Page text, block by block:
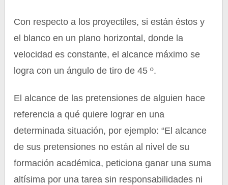
Con respecto a los proyectiles, si están éstos y
el blanco en un plano horizontal, donde la
velocidad es constante, el alcance máximo se
logra con un ángulo de tiro de 45 º.
El alcance de las pretensiones de alguien hace
referencia a qué quiere lograr en una
determinada situación, por ejemplo: “El alcance
de sus pretensiones no están al nivel de su
formación académica, peticiona ganar una suma
altísima por una tarea sin responsabilidades ni